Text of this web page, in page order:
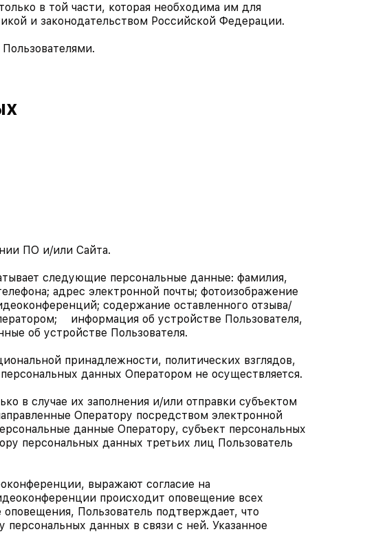
в той части, которая необходима им для
и законодательством Российской Федерации.
ПО и/или Сайта.
следующие персональные данные: фамилия,
адрес электронной почты; фотоизображение
содержание оставленного отзыва/
информация об устройстве Пользователя,
об устройстве Пользователя.
принадлежности, политических взглядов,
данных Оператором не осуществляется.
в случае их заполнения и/или отправки субъектом
Оператору посредством электронной
данные Оператору, субъект персональных
персональных данных третьих лиц Пользователь
выражают согласие на
происходит оповещение всех
Пользователь подтверждает, что
данных в связи с ней. Указанное